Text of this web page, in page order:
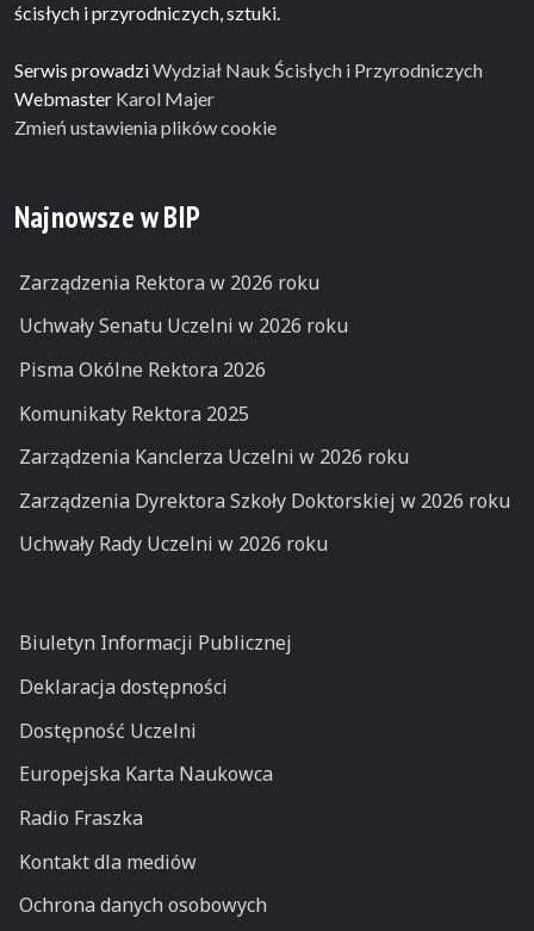
ścisłych i przyrodniczych, sztuki.
Serwis prowadziWydział Nauk Ścisłych i Przyrodniczych
Webmaster Karol Majer
Zmień ustawienia plików cookie
Najnowsze w BIP
Zarządzenia Rektora w 2026 roku
Uchwały Senatu Uczelni w 2026 roku
Pisma Okólne Rektora 2026
Komunikaty Rektora 2025
Zarządzenia Kanclerza Uczelni w 2026 roku
Zarządzenia Dyrektora Szkoły Doktorskiej w 2026 roku
Uchwały Rady Uczelni w 2026 roku
Biuletyn Informacji Publicznej
Deklaracja dostępności
Dostępność Uczelni
Europejska Karta Naukowca
Radio Fraszka
Kontakt dla mediów
Ochrona danych osobowych